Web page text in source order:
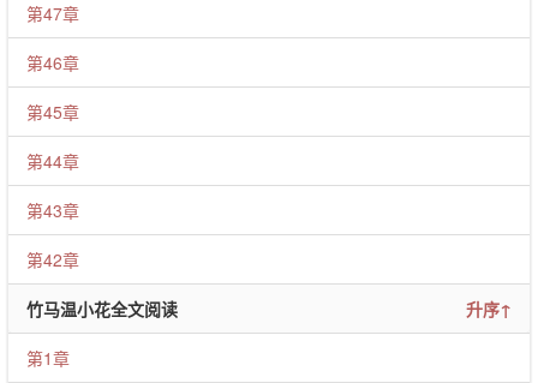
第47章
第46章
第45章
第44章
第43章
第42章
竹马温小花全文阅读 升序↑
第1章